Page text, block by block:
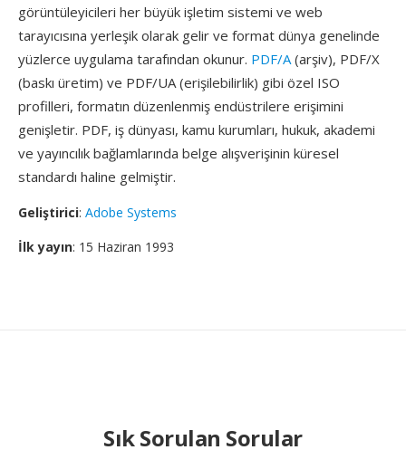
görüntüleyicileri her büyük işletim sistemi ve web
tarayıcısına yerleşik olarak gelir ve format dünya genelinde
yüzlerce uygulama tarafından okunur. PDF/A(arşiv), PDF/X
(baskı üretim) ve PDF/UA (erişilebilirlik) gibi özel ISO
profilleri, formatın düzenlenmiş endüstrilere erişimini
genişletir. PDF, iş dünyası, kamu kurumları, hukuk, akademi
ve yayıncılık bağlamlarında belge alışverişinin küresel
standardı haline gelmiştir.
Geliştirici: Adobe Systems
İlk yayın: 15 Haziran 1993
Sık Sorulan Sorular